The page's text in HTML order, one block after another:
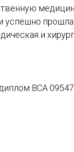
успешно
и
ВСА